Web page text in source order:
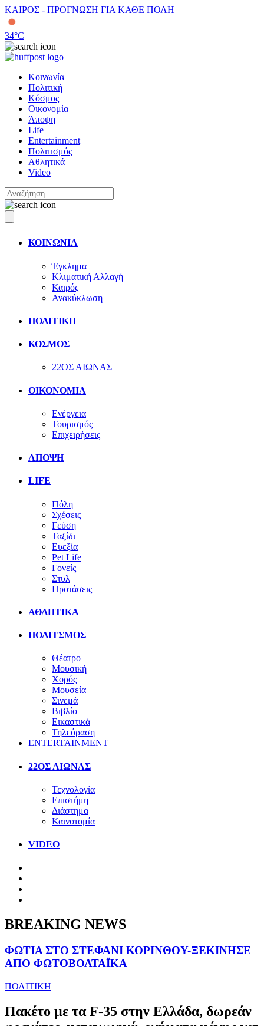
ΚΑΙΡΟΣ - ΠΡΟΓΝΩΣΗ ΓΙΑ ΚΑΘΕ ΠΟΛΗ
34°C
Κοινωνία
Πολιτική
Κόσμος
Οικονομία
Άποψη
Life
Entertainment
Πολιτισμός
Αθλητικά
Video
ΚΟΙΝΩΝΙΑ
Έγκλημα
Κλιματική Αλλαγή
Καιρός
Ανακύκλωση
ΠΟΛΙΤΙΚΗ
ΚΟΣΜΟΣ
22ΟΣ ΑΙΩΝΑΣ
ΟΙΚΟΝΟΜΙΑ
Ενέργεια
Τουρισμός
Επιχειρήσεις
ΑΠΟΨΗ
LIFE
Πόλη
Σχέσεις
Γεύση
Ταξίδι
Ευεξία
Pet Life
Γονείς
Στυλ
Προτάσεις
ΑΘΛΗΤΙΚΑ
ΠΟΛΙΤΣΜΟΣ
Θέατρο
Μουσική
Χορός
Μουσεία
Σινεμά
Βιβλίο
Εικαστικά
Τηλεόραση
ENTERTAINMENT
22ΟΣ ΑΙΩΝΑΣ
Τεχνολογία
Επιστήμη
Διάστημα
Καινοτομία
VIDEO
BREAKING NEWS
ΦΩΤΙΑ ΣΤΟ ΣΤΕΦΑΝΙ ΚΟΡΙΝΘΟΥ-ΞΕΚΙΝΗΣΕ
ΑΠΟ ΦΩΤΟΒΟΛΤΑΪΚΑ
ΠΟΛΙΤΙΚΗ
Πακέτο με τα F-35 στην Ελλάδα, δωρεάν